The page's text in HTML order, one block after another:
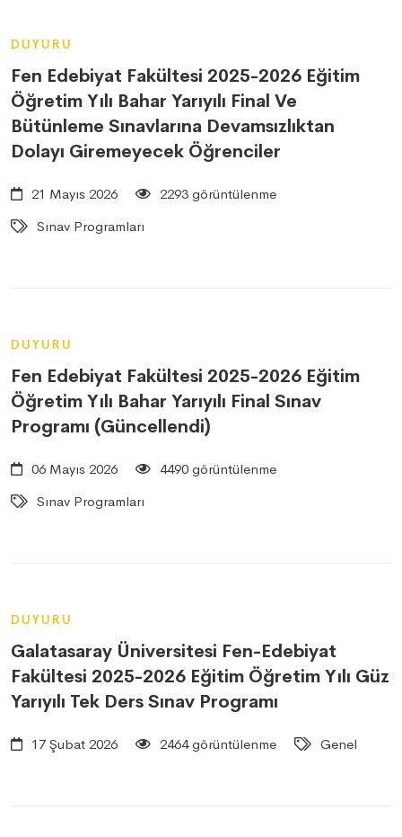
DUYURU
Fen Edebiyat Fakültesi 2025-2026 Eğitim
Öğretim Yılı Bahar Yarıyılı Final Ve
Bütünleme Sınavlarına Devamsızlıktan
Dolayı Giremeyecek Öğrenciler
21 Mayıs 2026
2293 görüntülenme
Sınav Programları
DUYURU
Fen Edebiyat Fakültesi 2025-2026 Eğitim
Öğretim Yılı Bahar Yarıyılı Final Sınav
Programı (Güncellendi)
06 Mayıs 2026
4490 görüntülenme
Sınav Programları
DUYURU
Galatasaray Üniversitesi Fen-Edebiyat
Fakültesi 2025-2026 Eğitim Öğretim Yılı Güz
Yarıyılı Tek Ders Sınav Programı
17 Şubat 2026 2464 görüntülenme Genel